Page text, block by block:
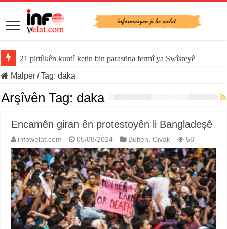
21 pirtûkên kurdî ketin bin parastina fermî ya Swîsreyê
Malper/Tag:daka
Arşîvên Tag: daka
Encamên giran ên protestoyên li Bangladeşê
infowelat.com 05/08/2024 Bulten,Civak 58